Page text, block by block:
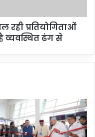
प्रतियोगिताओं
व्यवस्थित ढंग से